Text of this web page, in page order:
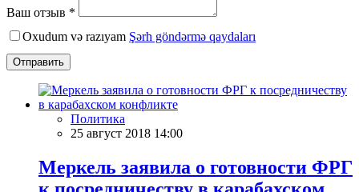
Ваш отзыв *
Oxudum və razıyam Şərh göndərmə qaydaları
Отправить
Политика
25 август 2018 14:00
Меркель заявила о готовности ФРГ